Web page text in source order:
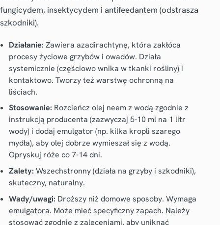
fungicydem, insektycydem i antifeedantem (odstrasza
szkodniki).
Działanie: Zawiera azadirachtynę, która zakłóca
procesy życiowe grzybów i owadów. Działa
systemicznie (częściowo wnika w tkanki rośliny) i
kontaktowo. Tworzy też warstwę ochronną na
liściach.
Stosowanie: Rozcieńcz olej neem z wodą zgodnie z
instrukcją producenta (zazwyczaj 5-10 ml na 1 litr
wody) i dodaj emulgator (np. kilka kropli szarego
mydła), aby olej dobrze wymieszał się z wodą.
Opryskuj róże co 7-14 dni.
Zalety: Wszechstronny (działa na grzyby i szkodniki),
skuteczny, naturalny.
Wady/uwagi: Droższy niż domowe sposoby. Wymaga
emulgatora. Może mieć specyficzny zapach. Należy
stosować zgodnie z zaleceniami, aby uniknąć